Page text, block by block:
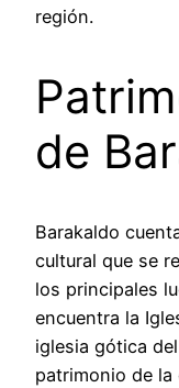
región.
de
Barakaldo
cultural que se
los principales
encuentra la
iglesia gótica
patrimonio de la